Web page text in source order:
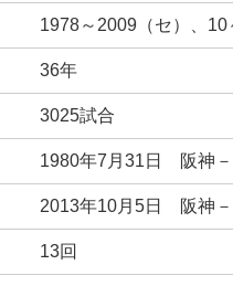
1978～2009（セ）、10
36年
3025試合
1980年7月31日 阪神－
2013年10月5日 阪神－
13回